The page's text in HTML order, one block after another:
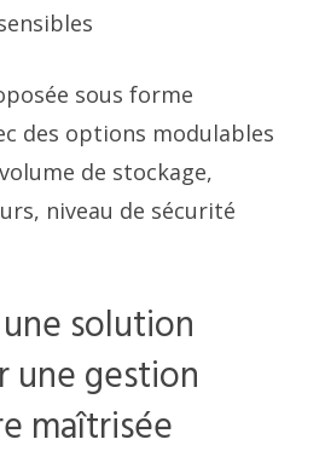
sous forme
des options modulables
de stockage,
niveau de sécurité
solution
une gestion
maîtrisée